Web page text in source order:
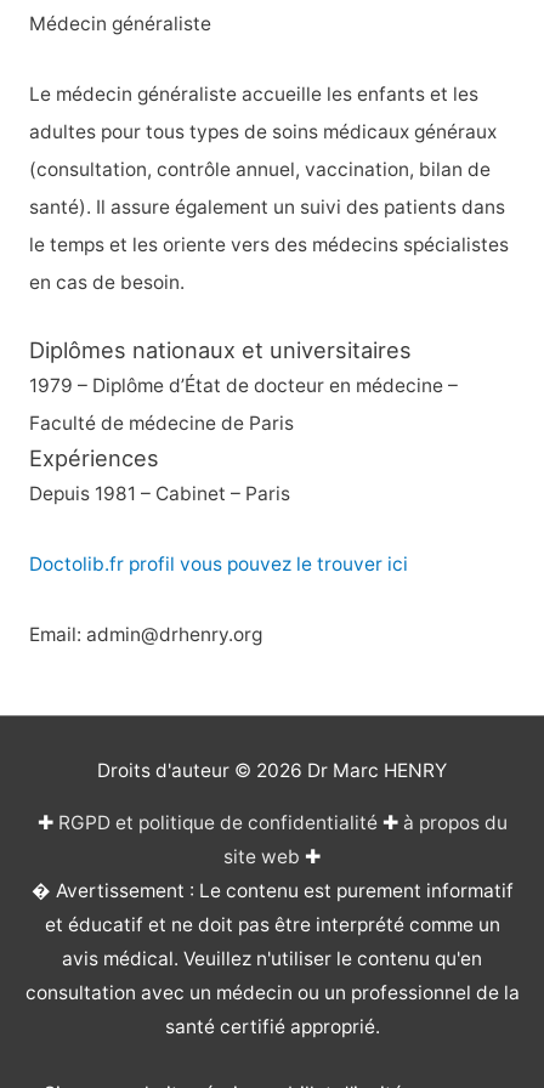
Médecin généraliste
Le médecin généraliste accueille les enfants et les
adultes pour tous types de soins médicaux généraux
(consultation, contrôle annuel, vaccination, bilan de
santé). Il assure également un suivi des patients dans
le temps et les oriente vers des médecins spécialistes
en cas de besoin.
Diplômes nationaux et universitaires
1979 – Diplôme d’État de docteur en médecine –
Faculté de médecine de Paris
Expériences
Depuis 1981 – Cabinet – Paris
Doctolib.fr profil vous pouvez le trouver ici
Email: admin@drhenry.org
Droits d'auteur © 2026 Dr Marc HENRY
✚ RGPD et politique de confidentialité✚ à propos du
site web ✚
� Avertissement : Le contenu est purement informatif
et éducatif et ne doit pas être interprété comme un
avis médical. Veuillez n'utiliser le contenu qu'en
consultation avec un médecin ou un professionnel de la
santé certifié approprié.